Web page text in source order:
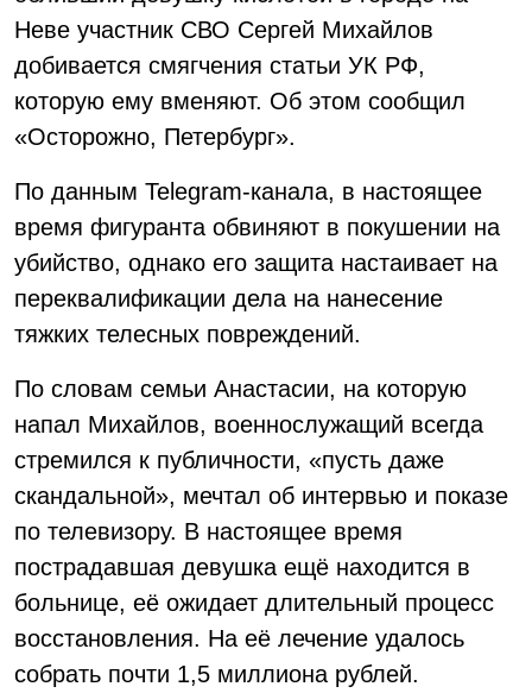
Неве участник СВО Сергей Михайлов
добивается смягчения статьи УК РФ,
которую ему вменяют. Об этом сообщил
«Осторожно, Петербург».
По данным Telegram-канала, в настоящее
время фигуранта обвиняют в покушении на
убийство, однако его защита настаивает на
переквалификации дела на нанесение
тяжких телесных повреждений.
По словам семьи Анастасии, на которую
напал Михайлов, военнослужащий всегда
стремился к публичности, «пусть даже
скандальной», мечтал об интервью и показе
по телевизору. В настоящее время
пострадавшая девушка ещё находится в
больнице, её ожидает длительный процесс
восстановления. На её лечение удалось
собрать почти 1,5 миллиона рублей.